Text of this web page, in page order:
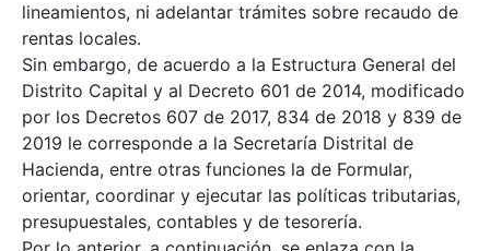
lineamientos, ni adelantar trámites sobre recaudo de
rentas locales.
Sin embargo, de acuerdo a la Estructura General del
Distrito Capital y al Decreto 601 de 2014, modificado
por los Decretos 607 de 2017, 834 de 2018 y 839 de
2019 le corresponde a la Secretaría Distrital de
Hacienda, entre otras funciones la de Formular,
orientar, coordinar y ejecutar las políticas tributarias,
presupuestales, contables y de tesorería.